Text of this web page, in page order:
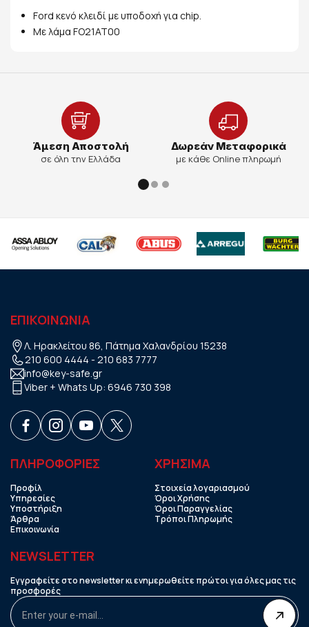
Ford κενό κλειδί με υποδοχή για chip.
Με λάμα FO21AT00
Άμεση Αποστολή
σε όλη την Ελλάδα
Δωρεάν Μεταφορικά
με κάθε Online πληρωμή
ΕΠΙΚΟΙΝΩΝΙΑ
Λ. Ηρακλείτου 86, Πάτημα Χαλανδρίου 15238
210 600 4444 - 210 683 7777
info@key-safe.gr
Viber + Whats Up: 6946 730 398
ΠΛΗΡΟΦΟΡΙΕΣ
Προφίλ
Υπηρεσίες
Υποστήριξη
Άρθρα
Επικοινωνία
ΧΡHΣΙΜΑ
Στοιχεία λογαριασμού
Όροι Χρήσης
Όροι Παραγγελίας
Τρόποι Πληρωμής
NEWSLETTER
Εγγραφείτε στο newsletter κι ενημερωθείτε πρώτοι για όλες μας τις
προσφορές